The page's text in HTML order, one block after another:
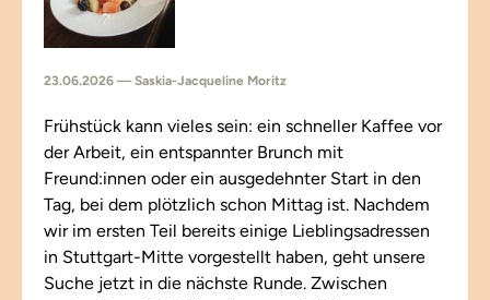
23.06.2026 — Saskia-Jacqueline Moritz
Frühstück kann vieles sein: ein schneller Kaffee vor
der Arbeit, ein entspannter Brunch mit
Freund:innen oder ein ausgedehnter Start in den
Tag, bei dem plötzlich schon Mittag ist. Nachdem
wir im ersten Teil bereits einige Lieblingsadressen
in Stuttgart-Mitte vorgestellt haben, geht unsere
Suche jetzt in die nächste Runde. Zwischen